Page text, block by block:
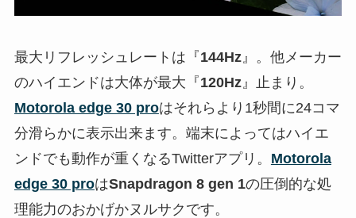
最大リフレッシュレートは『144Hz』。他メーカー
のハイエンドは大体が最大『120Hz』止まり。
Motorola edge 30 proはそれらより1秒間に24コマ
分滑らかに表示出来ます。端末によってはハイエ
ンドでも動作が重くなるTwitterアプリ。 Motorola
edge 30 proはSnapdragon 8 gen 1の圧倒的な処
理能力のおかげかヌルサクです。